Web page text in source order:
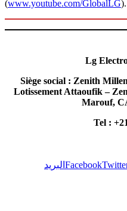
(www.youtube.com/GlobalLG).
Lg
Siège social : Zenith
Lotissement Attaoufik –
Marouf,
Tel :
Facebook البريد